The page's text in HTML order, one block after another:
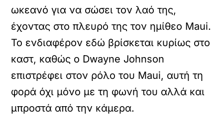
ωκεανό για να σώσει τον λαό της,
έχοντας στο πλευρό της τον ημίθεο Maui.
Το ενδιαφέρον εδώ βρίσκεται κυρίως στο
καστ, καθώς ο Dwayne Johnson
επιστρέφει στον ρόλο του Maui, αυτή τη
φορά όχι μόνο με τη φωνή του αλλά και
μπροστά από την κάμερα.